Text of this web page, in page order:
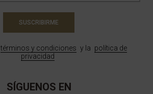
SUSCRIBIRME
términos y condiciones y la política de
privacidad
SÍGUENOS EN